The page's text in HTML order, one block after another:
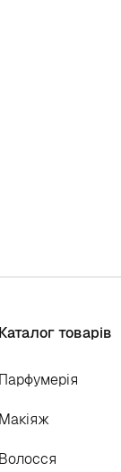
Каталог товарів
Парфумерія
Макіяж
Волосся